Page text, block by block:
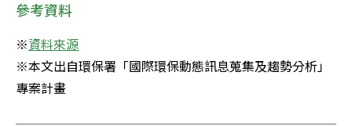
參考資料
※資料來源
※本文出自環保署「國際環保動態訊息蒐集及趨勢分析」
專案計畫